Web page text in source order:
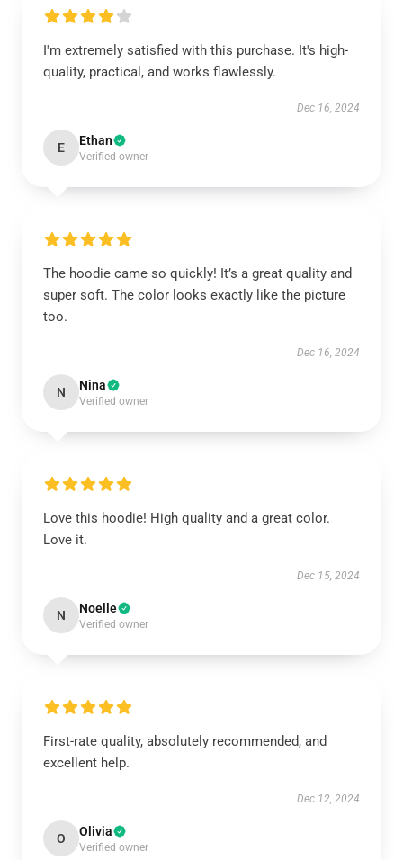
I'm extremely satisfied with this purchase. It's high-
quality, practical, and works flawlessly.
Dec 16, 2024
E Ethan
Verified owner
The hoodie came so quickly! It’s a great quality and
super soft. The color looks exactly like the picture
too.
Dec 16, 2024
N Nina
Verified owner
Love this hoodie! High quality and a great color.
Love it.
Dec 15, 2024
N Noelle
Verified owner
First-rate quality, absolutely recommended, and
excellent help.
Dec 12, 2024
O Olivia
Verified owner